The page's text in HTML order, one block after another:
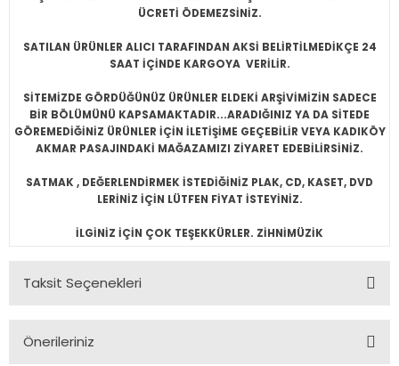
ÜCRETİ ÖDEMEZSİNİZ.
SATILAN ÜRÜNLER ALICI TARAFINDAN AKSİ BELİRTİLMEDİKÇE 24
SAAT İÇİNDE KARGOYA VERİLİR.
SİTEMİZDE GÖRDÜĞÜNÜZ ÜRÜNLER ELDEKİ ARŞİVİMİZİN SADECE
BİR BÖLÜMÜNÜ KAPSAMAKTADIR...ARADIĞINIZ YA DA SİTEDE
GÖREMEDİĞİNİZ ÜRÜNLER İÇİN İLETİŞİME GEÇEBİLİR VEYA KADIKÖY
AKMAR PASAJINDAKİ MAĞAZAMIZI ZİYARET EDEBİLİRSİNİZ.
SATMAK , DEĞERLENDİRMEK İSTEDİĞİNİZ PLAK, CD, KASET, DVD
LERİNİZ İÇİN LÜTFEN FİYAT İSTEYİNİZ.
İLGİNİZ İÇİN ÇOK TEŞEKKÜRLER. ZİHNİMÜZİK
Taksit Seçenekleri
Önerileriniz